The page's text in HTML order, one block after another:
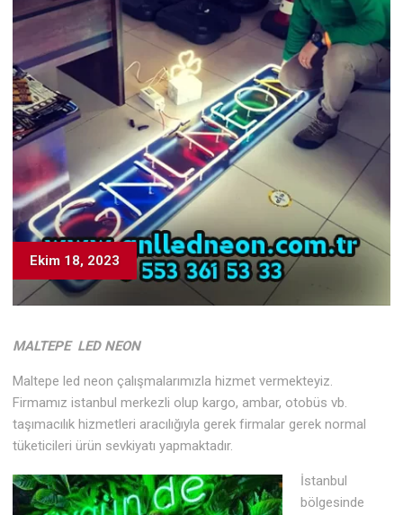
Ekim 18, 2023
MALTEPE LED NEON
Maltepe led neon çalışmalarımızla hizmet vermekteyiz.
Firmamız istanbul merkezli olup kargo, ambar, otobüs vb.
taşımacılık hizmetleri aracılığıyla gerek firmalar gerek normal
tüketicileri ürün sevkiyatı yapmaktadır.
İstanbul
bölgesinde